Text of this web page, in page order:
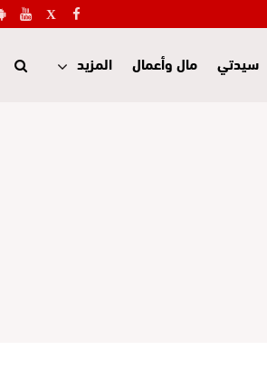
سيدتي مال وأعمال المزيد